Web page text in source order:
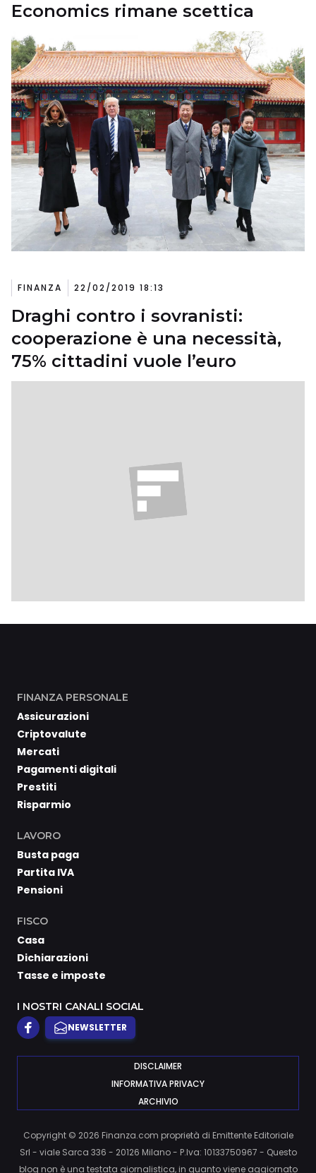
Economics rimane scettica
FINANZA 22/02/2019 18:13
Draghi contro i sovranisti:
cooperazione è una necessità,
75% cittadini vuole l’euro
FINANZA PERSONALE
Assicurazioni
Criptovalute
Mercati
Pagamenti digitali
Prestiti
Risparmio
LAVORO
Busta paga
Partita IVA
Pensioni
FISCO
Casa
Dichiarazioni
Tasse e imposte
I NOSTRI CANALI SOCIAL
NEWSLETTER
DISCLAIMER
INFORMATIVA PRIVACY
ARCHIVIO
Copyright © 2026 Finanza.com proprietà di Emittente Editoriale
Srl - viale Sarca 336 - 20126 Milano - P.Iva: 10133750967 - Questo
blog non è una testata giornalistica, in quanto viene aggiornato